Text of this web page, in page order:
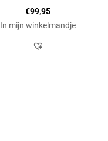
€99,95
In mijn winkelmandje